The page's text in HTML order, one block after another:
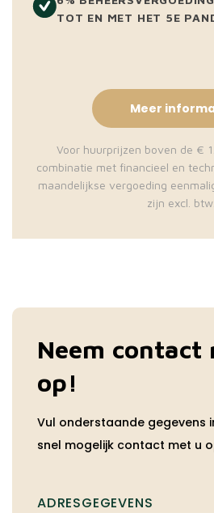
TOT EN MET HET 5E
Meer
Voor huurprijzen boven de €
combinatie met financieel en
maandelijkse vergoeding
zijn excl. btw.
Neem contact
op!
Vul onderstaande gegevens
snel mogelijk contact met u
ADRESGEGEVENS